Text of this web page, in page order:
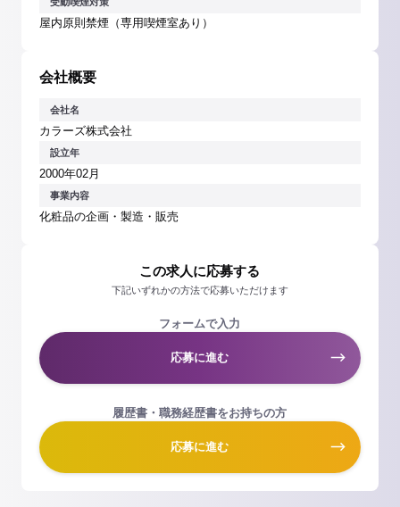
屋内原則禁煙（専用喫煙室あり）
会社概要
会社名
カラーズ株式会社
設立年
2000年02月
事業内容
化粧品の企画・製造・販売
この求人に応募する
下記いずれかの方法で応募いただけます
フォームで入力
応募に進む
履歴書・職務経歴書をお持ちの方
応募に進む